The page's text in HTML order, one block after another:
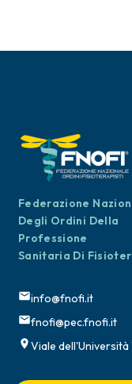
Federazione
Degli Ordini Della
Professione
Sanitaria Di
info@fnofi.it
fnofi@pec.fnofi.it
Viale dell'Università